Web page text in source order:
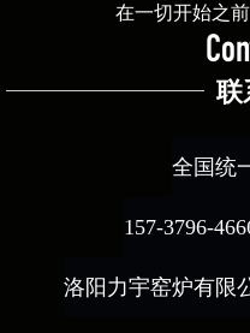
在一切开始之
联
全国统
157-3796-
洛阳力宇窑炉有限